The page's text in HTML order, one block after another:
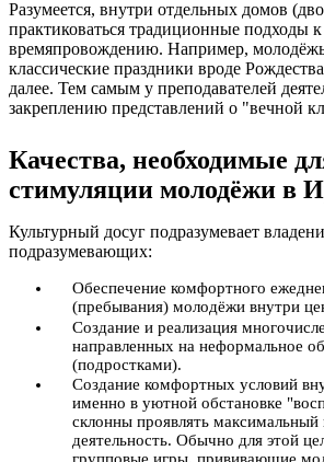
Разумеется, внутри отдельных домов
практиковаться традиционные подходы
времяпровождению. Например,
классические праздники вроде
далее. Тем самым у преподавателей
закреплению представлений о "вечной
Качества, необходимые
стимуляции молодёжи в
Культурный досуг подразумевает
подразумевающих:
Обеспечение комфортного
(пребывания) молодёжи внутри
Создание и реализация
направленных на неформальное
(подростками).
Создание комфортных условий
именно в уютной обстановке
склонны проявлять максимальный
деятельность. Обычно для этой